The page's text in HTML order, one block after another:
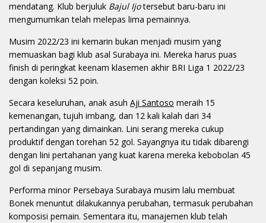
mendatang. Klub berjuluk Bajul Ijotersebut baru-baru ini
mengumumkan telah melepas lima pemainnya.
Musim 2022/23 ini kemarin bukan menjadi musim yang
memuaskan bagi klub asal Surabaya ini. Mereka harus puas
finish di peringkat keenam klasemen akhir BRI Liga 1 2022/23
dengan koleksi 52 poin.
Secara keseluruhan, anak asuh Aji Santoso meraih 15
kemenangan, tujuh imbang, dan 12 kali kalah dari 34
pertandingan yang dimainkan. Lini serang mereka cukup
produktif dengan torehan 52 gol. Sayangnya itu tidak dibarengi
dengan lini pertahanan yang kuat karena mereka kebobolan 45
gol di sepanjang musim.
Performa minor Persebaya Surabaya musim lalu membuat
Bonek menuntut dilakukannya perubahan, termasuk perubahan
komposisi pemain. Sementara itu, manajemen klub telah